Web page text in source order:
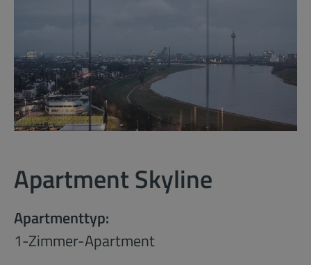
Apartment Skyline
Apartmenttyp:
1-Zimmer-Apartment